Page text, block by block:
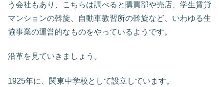
う会社もあり、こちらは調べると購買部や売店、学生賃貸
マンションの斡旋、自動車教習所の斡旋など、いわゆる生
協事業の運営的なものをやっているようです。
沿革を見ていきましょう。
1925年に、関東中学校として設立しています。